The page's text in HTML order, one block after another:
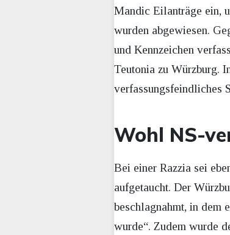
Mandic Eilanträge ein,
wurden abgewiesen.
und Kennzeichen
Teutonia zu Würzburg.
verfassungsfeindliches
Wohl NS-
Bei einer Razzia sei
aufgetaucht. Der
beschlagnahmt, in dem
wurde“. Zudem wurde